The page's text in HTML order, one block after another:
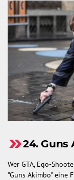
24. Guns
Wer GTA, Ego-
"Guns Akimbo" eine